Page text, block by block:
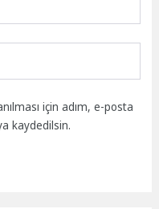
için adım, e-posta
kaydedilsin.